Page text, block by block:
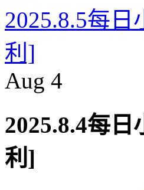
2025.8.5每
利]
Aug 4
2025.8.4每
利]